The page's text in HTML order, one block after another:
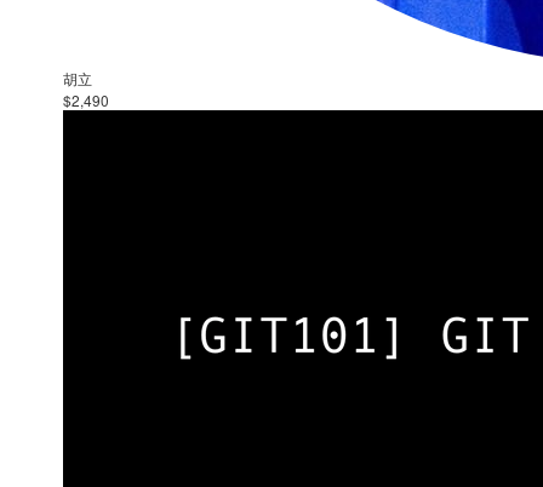
胡立
$2,490